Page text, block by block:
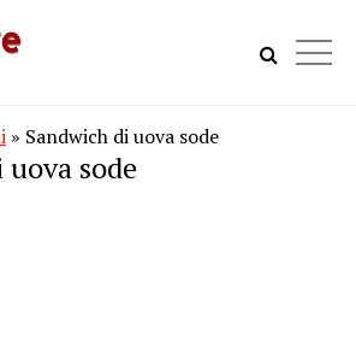
» Sandwich di uova sode
sode